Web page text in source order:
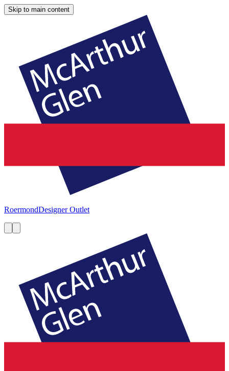
Skip to main content
RoermondDesigner Outlet